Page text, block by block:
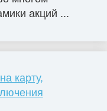
акций ...
карту,